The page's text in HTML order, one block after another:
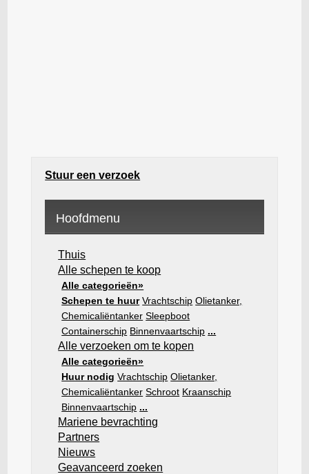
Stuur een verzoek
Hoofdmenu
Thuis
Alle schepen te koop
Alle categorieën»
Schepen te huur Vrachtschip Olietanker,
Chemicaliëntanker Sleepboot
Containerschip Binnenvaartschip ...
Alle verzoeken om te kopen
Alle categorieën»
Huur nodig Vrachtschip Olietanker,
Chemicaliëntanker Schroot Kraanschip
Binnenvaartschip ...
Mariene bevrachting
Partners
Nieuws
Geavanceerd zoeken